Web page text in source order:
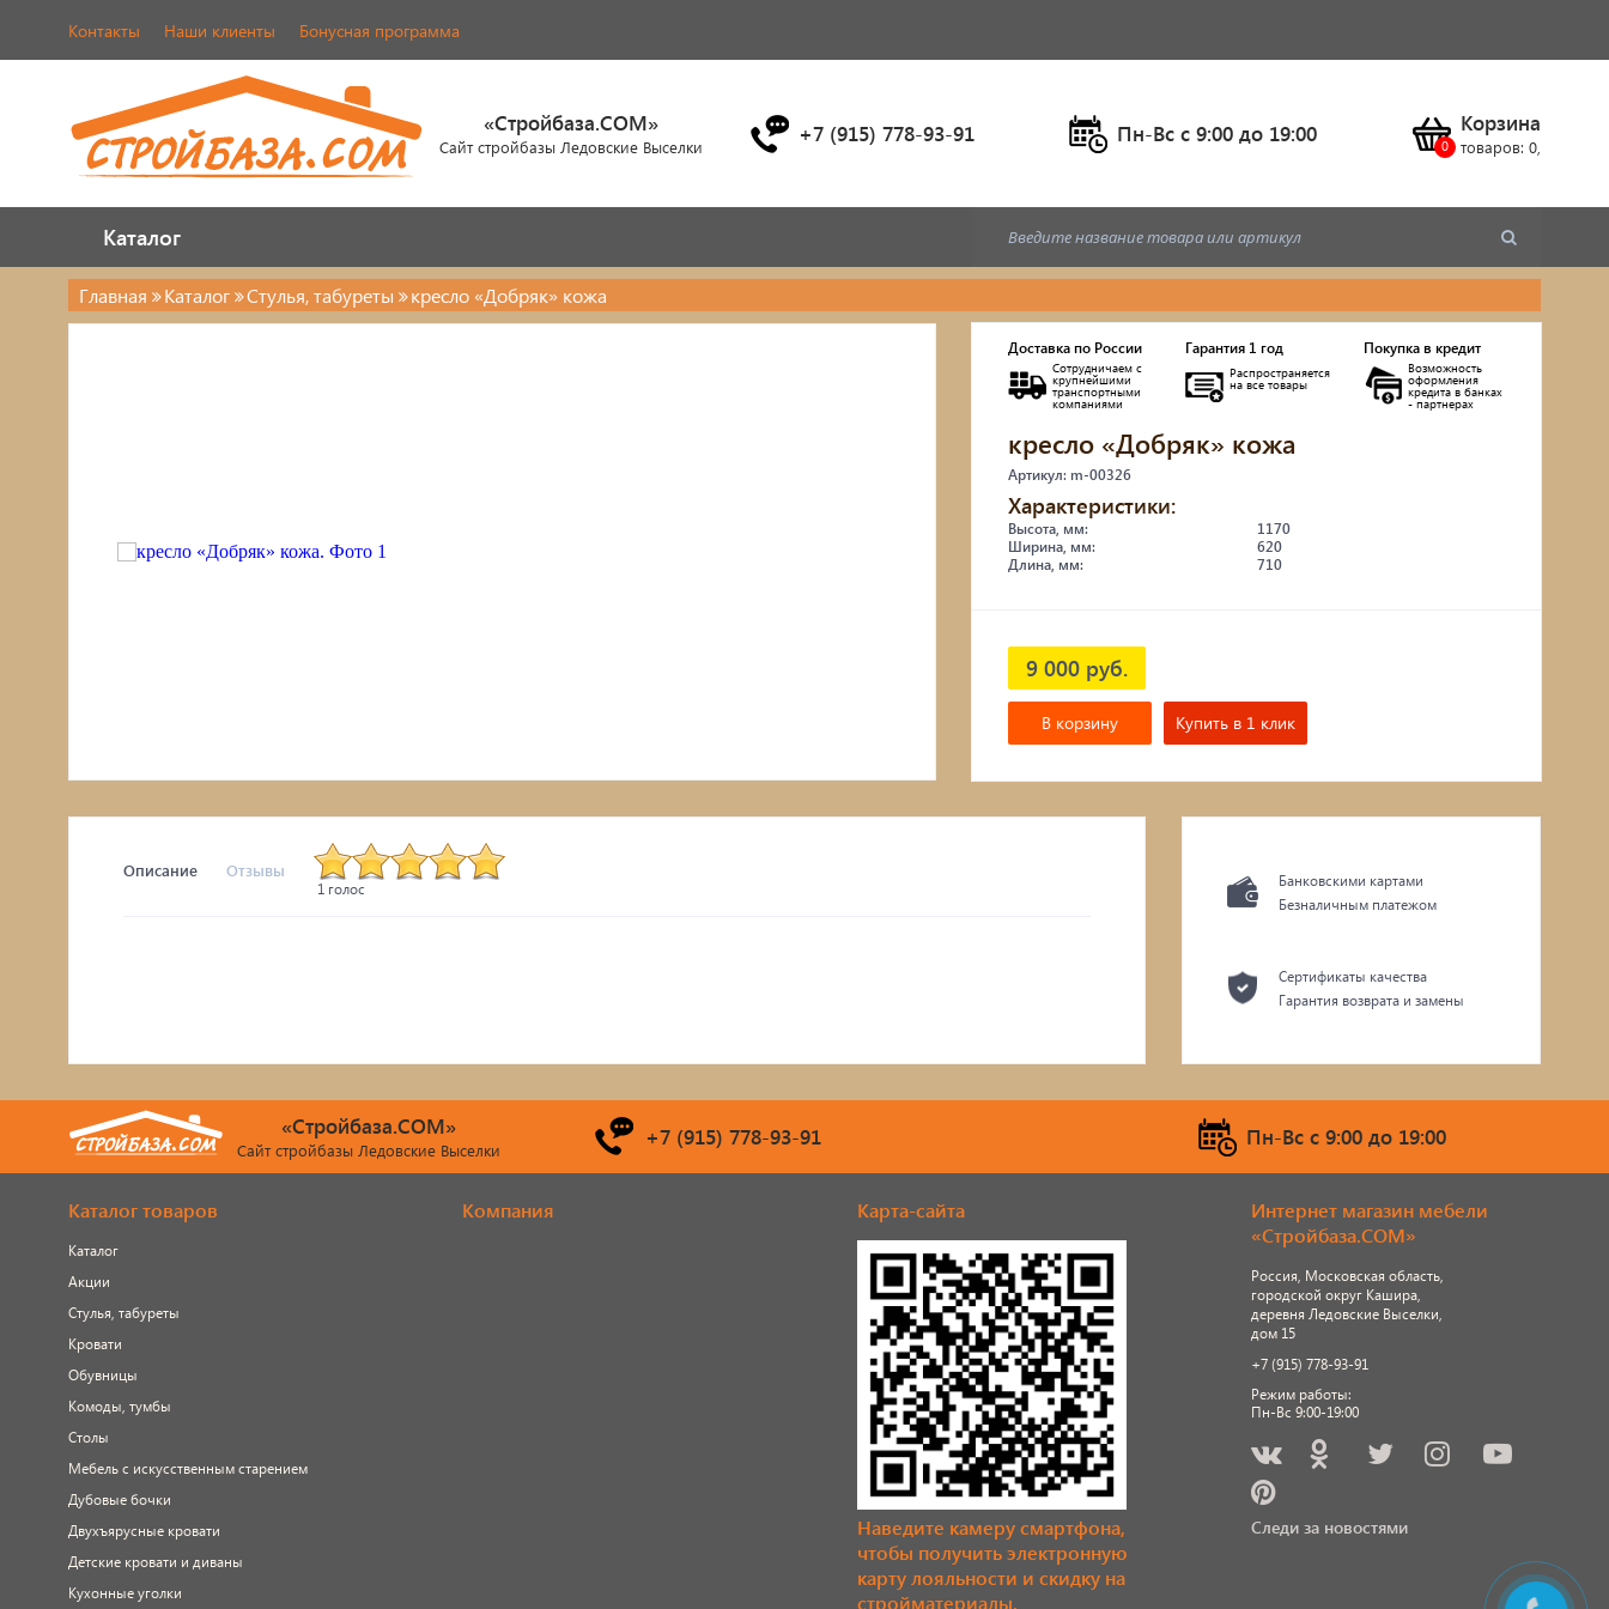
Контакты Наши клиенты Бонусная программа
«Стройбаза.COM»
Сайт стройбазы Ледовские Выселки +7 (915) 778-93-91 Пн-Вс c 9:00 до 19:00 Корзина
товаров: 0,
Каталог
Каталог
Каталог
Комоды, тумбы
Дубовые бочки
Двухъярусные кровати
Детские кровати и диваны
Подвесные кресла
Главная Каталог Стулья, табуреты кресло «Добряк» кожа
Доставка по России
Сотрудничаем с
крупнейшими
транспортными
компаниями
Гарантия 1 год
Распространяется
на все товары
Покупка в кредит
Возможность
оформления
кредита в банках
- партнерах
кресло «Добряк» кожа
Артикул: m-00326
Характеристики:
Высота, мм:
1170
Ширина, мм:
620
Длина, мм:
710
9 000 руб.
В корзину Купить в 1 клик
Описание Отзывы
1 голос
Банковскими картами
Безналичным платежом
Сертификаты качества
Гарантия возврата и замены
«Стройбаза.COM»
Сайт стройбазы Ледовские Выселки +7 (915) 778-93-91 Пн-Вс c 9:00 до 19:00
Каталог товаров
Каталог
Акции
Стулья, табуреты
Кровати
Обувницы
Комоды, тумбы
Столы
Мебель с искусственным старением
Дубовые бочки
Двухъярусные кровати
Детские кровати и диваны
Кухонные уголки
Компания Карта-сайта
Наведите камеру смартфона,
чтобы получить электронную
карту лояльности и скидку на
стройматериалы.
Интернет магазин мебели
«Стройбаза.COM»
Россия, Московская область,
городской округ Кашира,
деревня Ледовские Выселки,
дом 15
+7 (915) 778-93-91
Режим работы:
Пн-Вс 9:00-19:00
Следи за новостями